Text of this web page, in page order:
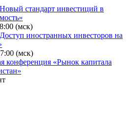
стандарт инвестиций в
(мск)
иностранных инвесторов на
(мск)
конференция «Рынок капитала